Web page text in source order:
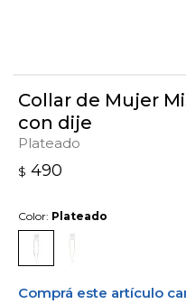
Collar de Mujer
con dije
Plateado
$ 490
Color: Plateado
Comprá este artículo